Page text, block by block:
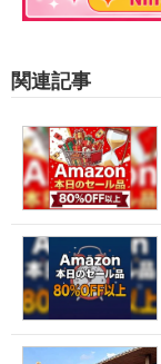
関連記事